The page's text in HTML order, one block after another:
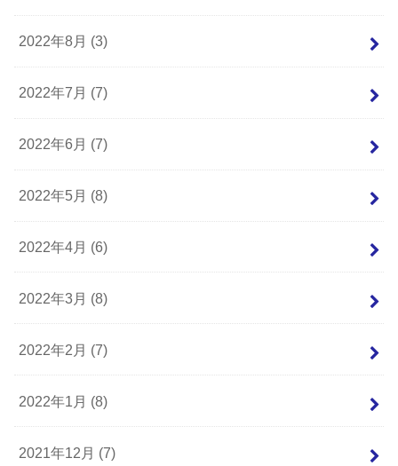
2022年8月 (3)
2022年7月 (7)
2022年6月 (7)
2022年5月 (8)
2022年4月 (6)
2022年3月 (8)
2022年2月 (7)
2022年1月 (8)
2021年12月 (7)